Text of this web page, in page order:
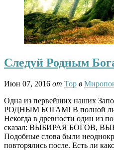
Следуй Родным
Июн 07, 2016 от Тор в
Одна из первейших наших
РОДНЫМ БОГАМ! В полной ли
Некогда в древности один из
сказал: ВЫБИРАЯ БОГОВ,
Подобные слова были
повторялись после. Есть ли